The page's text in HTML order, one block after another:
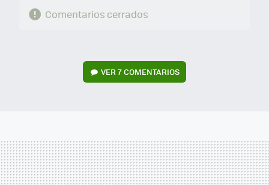
Comentarios cerrados
VER7 COMENTARIOS